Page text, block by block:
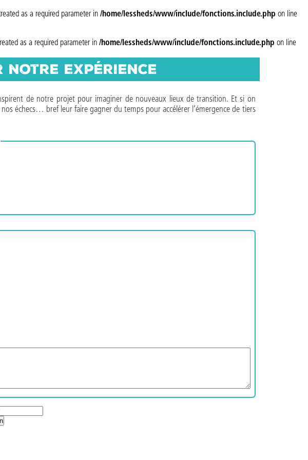
as a required parameter in /home/lessheds/www/include/fonctions.include.php on line
as a required parameter in /home/lessheds/www/include/fonctions.include.php on line
notre expérience
de notre projet pour imaginer de nouveaux lieux de transition. Et si on
échecs… bref leur faire gagner du temps pour accélérer l’émergence de tiers